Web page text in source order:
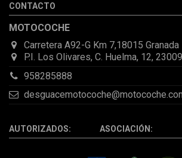
la pieza llegó correcta y bien embalada,
CONTACTO
MOTOCOCHE
Carretera A92-G Km 7,18015 Granada
P.I. Los Olivares, C. Huelma, 12,
958285888
AUTORIZADOS: ASOCIACIÓN: